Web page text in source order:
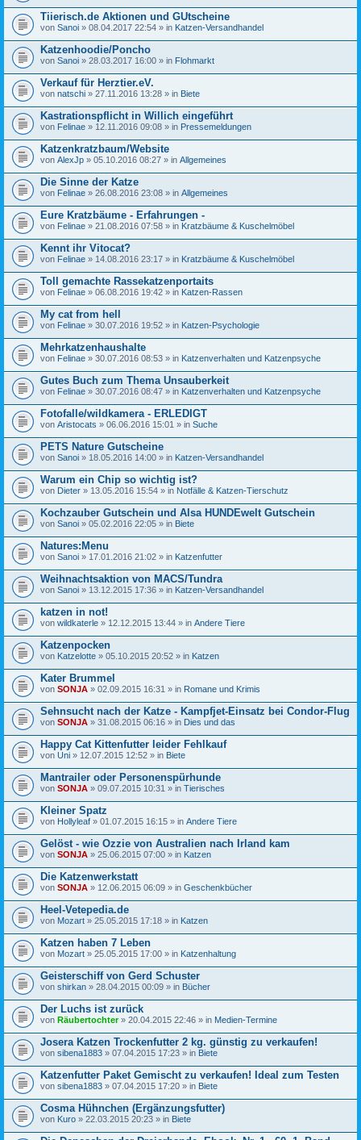
Tiierisch.de Aktionen und GUtscheine
von Sanoi » 08.04.2017 22:54 » in Katzen-Versandhandel
Katzenhoodie/Poncho
von Sanoi » 28.03.2017 16:00 » in Flohmarkt
Verkauf für Herztier.eV.
von natschi » 27.11.2016 13:28 » in Biete
Kastrationspflicht in Willich eingeführt
von Felinae » 12.11.2016 09:08 » in Pressemeldungen
Katzenkratzbaum/Website
von AlexJp » 05.10.2016 08:27 » in Allgemeines
Die Sinne der Katze
von Felinae » 26.08.2016 23:08 » in Allgemeines
Eure Kratzbäume - Erfahrungen -
von Felinae » 21.08.2016 07:58 » in Kratzbäume & Kuschelmöbel
Kennt ihr Vitocat?
von Felinae » 14.08.2016 23:17 » in Kratzbäume & Kuschelmöbel
Toll gemachte Rassekatzenportaits
von Felinae » 06.08.2016 19:42 » in Katzen-Rassen
My cat from hell
von Felinae » 30.07.2016 19:52 » in Katzen-Psychologie
Mehrkatzenhaushalte
von Felinae » 30.07.2016 08:53 » in Katzenverhalten und Katzenpsyche
Gutes Buch zum Thema Unsauberkeit
von Felinae » 30.07.2016 08:47 » in Katzenverhalten und Katzenpsyche
Fotofalle/wildkamera - ERLEDIGT
von Aristocats » 06.06.2016 15:01 » in Suche
PETS Nature Gutscheine
von Sanoi » 18.05.2016 14:00 » in Katzen-Versandhandel
Warum ein Chip so wichtig ist?
von Dieter » 13.05.2016 15:54 » in Notfälle & Katzen-Tierschutz
Kochzauber Gutschein und Alsa HUNDEwelt Gutschein
von Sanoi » 05.02.2016 22:05 » in Biete
Natures:Menu
von Sanoi » 17.01.2016 21:02 » in Katzenfutter
Weihnachtsaktion von MACS/Tundra
von Sanoi » 13.12.2015 17:36 » in Katzen-Versandhandel
katzen in not!
von wildkaterle » 12.12.2015 13:44 » in Andere Tiere
Katzenpocken
von Katzelotte » 05.10.2015 20:52 » in Katzen
Kater Brummel
von SONJA » 02.09.2015 16:31 » in Romane und Krimis
Sehnsucht nach der Katze - Kampfjet-Einsatz bei Condor-Flug
von SONJA » 31.08.2015 06:16 » in Dies und das
Happy Cat Kittenfutter leider Fehlkauf
von Uni » 12.07.2015 12:52 » in Biete
Mantrailer oder Personenspürhunde
von SONJA » 09.07.2015 10:31 » in Tierisches
Kleiner Spatz
von Hollyleaf » 01.07.2015 16:15 » in Andere Tiere
Gelöst - wie Ozzie von Australien nach Irland kam
von SONJA » 25.06.2015 07:00 » in Katzen
Die Katzenwerkstatt
von SONJA » 12.06.2015 06:09 » in Geschenkbücher
Heel-Vetepedia.de
von Mozart » 25.05.2015 17:18 » in Katzen
Katzen haben 7 Leben
von Mozart » 25.05.2015 17:00 » in Katzenhaltung
Geisterschiff von Gerd Schuster
von shirkan » 28.04.2015 00:09 » in Bücher
Der Luchs ist zurück
von Räubertochter» 20.04.2015 22:46 » in Medien-Termine
Josera Katzen Trockenfutter 2 kg. günstig zu verkaufen!
von sibena1883 » 07.04.2015 17:23 » in Biete
Katzenfutter Paket Gemischt zu verkaufen! Ideal zum Testen
von sibena1883 » 07.04.2015 17:20 » in Biete
Cosma Hühnchen (Ergänzungsfutter)
von Kuro » 22.03.2015 20:23 » in Biete